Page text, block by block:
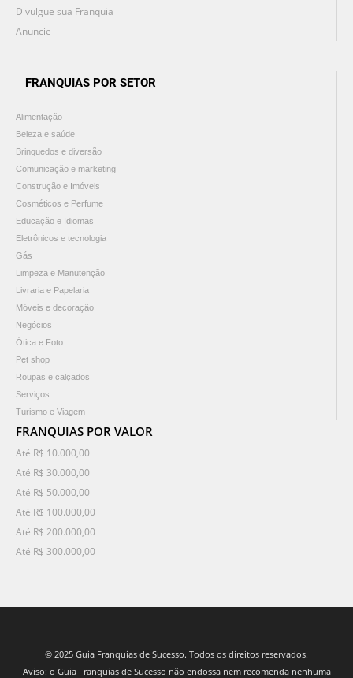
Divulgue sua Franquia
Anuncie
FRANQUIAS POR SETOR
Alimentação
Beleza e saúde
Brinquedos e diversão
Comunicação e marketing
Construção e Imóveis
Cosméticos e Perfume
Educação e Idiomas
Eletrônicos e tecnologia
Gás
Limpeza e Manutenção
Livraria e Papelaria
Móveis e decoração
Negócios
Ótica e Foto
Pet shop
Roupas e calçados
Serviços
Turismo e Viagem
FRANQUIAS POR VALOR
Até R$ 10.000,00
Até R$ 30.000,00
Até R$ 50.000,00
Até R$ 100.000,00
Até R$ 200.000,00
Até R$ 300.000,00
© 2025 Guia Franquias de Sucesso. Todos os direitos reservados.
Aviso: o Guia Franquias de Sucesso não endossa nem recomenda nenhuma